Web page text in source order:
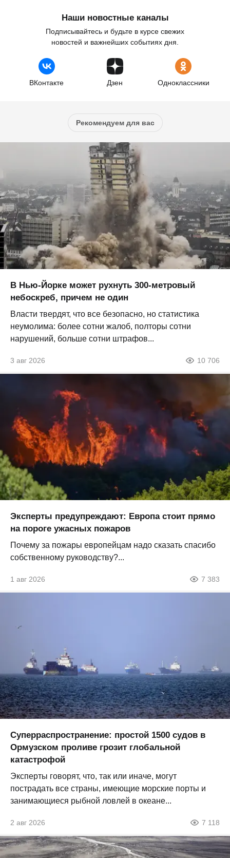
Наши новостные каналы
Подписывайтесь и будьте в курсе свежих
новостей и важнейших событиях дня.
ВКонтакте Дзен Одноклассники
Рекомендуем для вас
В Нью-Йорке может рухнуть 300-метровый
небоскреб, причем не один
Власти твердят, что все безопасно, но статистика
неумолима: более сотни жалоб, полторы сотни
нарушений, больше сотни штрафов...
3 авг 2026 10 706
Эксперты предупреждают: Европа стоит прямо
на пороге ужасных пожаров
Почему за пожары европейцам надо сказать спасибо
собственному руководству?...
1 авг 2026 7 383
Суперраспространение: простой 1500 судов в
Ормузском проливе грозит глобальной
катастрофой
Эксперты говорят, что, так или иначе, могут
пострадать все страны, имеющие морские порты и
занимающиеся рыбной ловлей в океане...
2 авг 2026 7 118